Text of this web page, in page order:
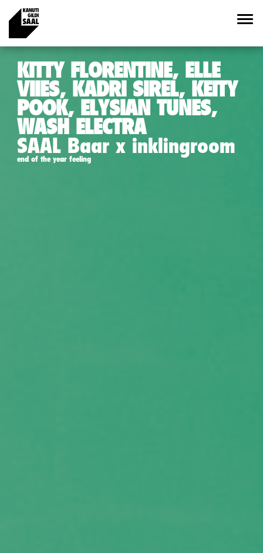
KITTY FLORENTINE, ELLE
VIIES, KADRI SIREL, KEITY
POOK, ELYSIAN TUNES,
WASH ELECTRA
SAAL Baar x inklingroom
end of the year feeling